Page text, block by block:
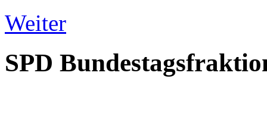
Weiter
SPD